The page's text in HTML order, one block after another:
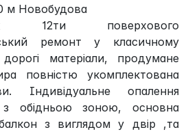
м Новобудова
12ти поверхового
ремонт у класичному
дорогі матеріали, продумане
повністю укомплектована
Індивідуальне опалення
обідньою зоною, основна
з виглядом у двір ,та